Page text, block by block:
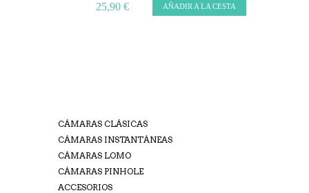
25,90 € AÑADIR A LA CESTA
CÁMARAS CLÁSICAS
CÁMARAS INSTANTÁNEAS
CÁMARAS LOMO
CÁMARAS PINHOLE
ACCESORIOS